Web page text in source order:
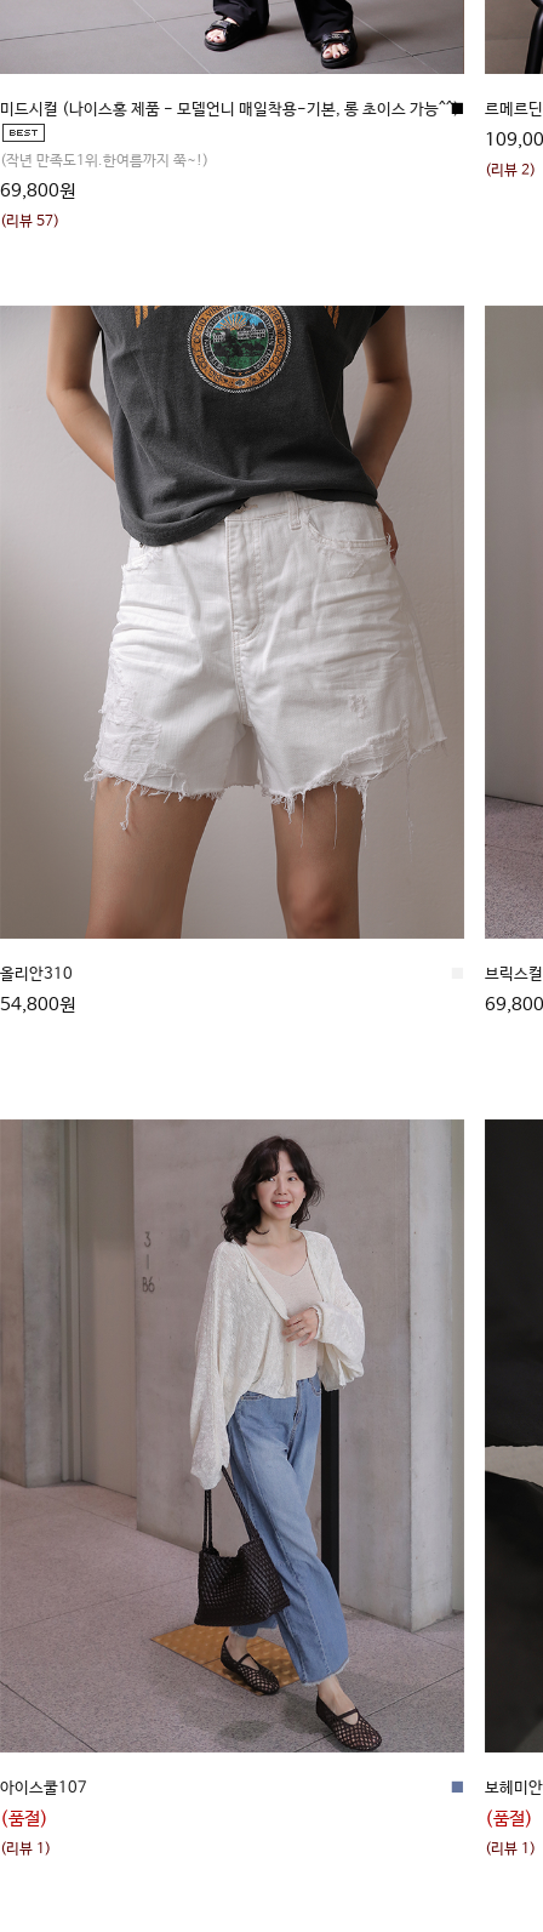
미드시컬 (나이스홍 제품 - 모델언니 매일착용-기본, 롱 초이스 가능^^)
(작년 만족도1위.한여름까지 쭉~!)
69,800원
■
(리뷰 57)
르메르
(리뷰 2)
올리안310
54,800원
브릭스
아이스쿨107
(품절)
■
(리뷰 1)
보헤미
(품절)
(리뷰 1)